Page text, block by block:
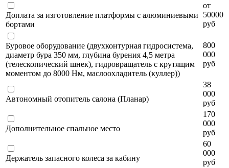
Доплата за изготовление платформы с алюминиевыми
бортами
от
50000
руб
Буровое оборудование (двухконтурная гидросистема,
диаметр бура 350 мм, глубина бурения 4,5 метра
(телескопический шнек), гидровращатель с крутящим
моментом до 8000 Нм, маслоохладитель (куллер))
800
000
руб
Автономный отопитель салона (Планар)
38
000
руб
Дополнительное спальное место
170
000
руб
Держатель запасного колеса за кабину
60
000
руб